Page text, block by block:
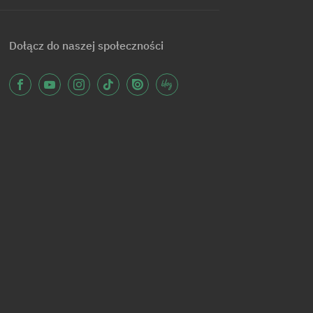
Dołącz do naszej społeczności